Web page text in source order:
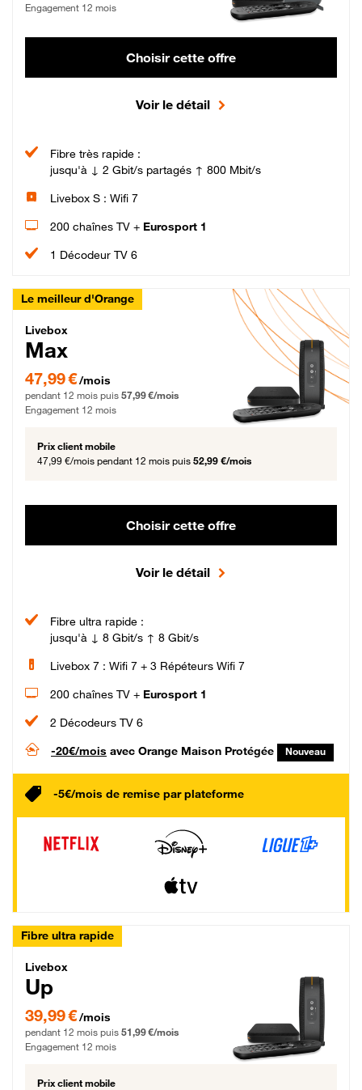
Engagement 12 mois
Choisir cette offre
Voir le détail
Fibre très rapide :
jusqu'à ↓ 2 Gbit/s partagés ↑ 800 Mbit/s
Livebox S : Wifi 7
200 chaînes TV + Eurosport 1
1 Décodeur TV 6
Le meilleur d'Orange
Livebox Max Fibre
Livebox
Max
47,99 € par mois pendant 12 mois puis 57,99 € par mois, Engagement 12 mois
47,99 €/mois
pendant 12 mois puis 57,99 €/mois
Engagement 12 mois
Prix client mobile
47,99 €/mois pendant 12 mois puis 52,99 €/mois
Choisir cette offre
Voir le détail
Fibre ultra rapide :
jusqu'à ↓ 8 Gbit/s ↑ 8 Gbit/s
Livebox 7 : Wifi 7 + 3 Répéteurs Wifi 7
200 chaînes TV + Eurosport 1
2 Décodeurs TV 6
-20€/mois avec Orange Maison Protégée Nouveau
-5€/mois de remise par plateforme
Fibre ultra rapide
Livebox Up Fibre
Livebox
Up
39,99 € par mois pendant 12 mois puis 51,99 € par mois, Engagement 12 mois
39,99 €/mois
pendant 12 mois puis 51,99 €/mois
Engagement 12 mois
Prix client mobile